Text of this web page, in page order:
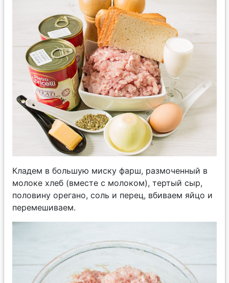
Кладем в большую миску фарш, размоченный в
молоке хлеб (вместе с молоком), тертый сыр,
половину орегано, соль и перец, вбиваем яйцо и
перемешиваем.